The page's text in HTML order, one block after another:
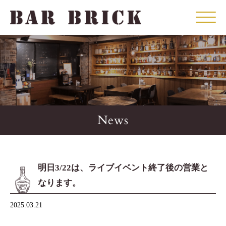
Click
News
明日3/22は、ライブイベント終了後の営業と
なります。
2025.03.21